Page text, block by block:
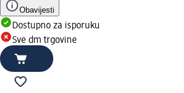
Obavijesti
Dostupno za isporuku
Sve dm trgovine